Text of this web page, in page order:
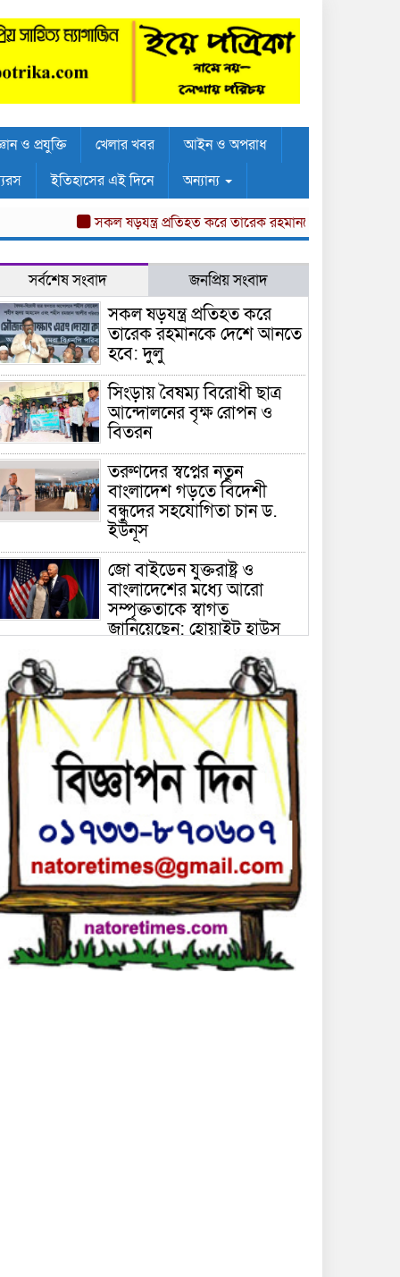
ও প্রযুক্তি খেলার খবর
আইন ও অপরাধ
ইতিহাসের এই দিনে অন্যান্য
সকল ষড়যন্ত্র প্রতিহত করে তারেক রহমানকে দেশে আনতে হবে: দুলু
সর্বশেষ সংবাদ জনপ্রিয় সংবাদ
সকল ষড়যন্ত্র প্রতিহত করে
তারেক রহমানকে দেশে আনতে
হবে: দুলু
সিংড়ায় বৈষম্য বিরোধী ছাত্র
আন্দোলনের বৃক্ষ রোপন ও
বিতরন
তরুণদের স্বপ্নের নতুন
বাংলাদেশ গড়তে বিদেশী
বন্ধুদের সহযোগিতা চান ড.
ইউনূস
জো বাইডেন যুক্তরাষ্ট্র ও
বাংলাদেশের মধ্যে আরো
সম্পৃক্ততাকে স্বাগত
জানিয়েছেন: হোয়াইট হাউস
‘দেশে বৈষম্যহীন সমাজ প্রতিষ্ঠা
হলেই আমার সন্তানের আত্মদান
সার্থক হবে’- শহিদ মানিকের
বাবা